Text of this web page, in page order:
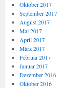
Oktober 2017
September 2017
August 2017
Mai 2017
April 2017
März 2017
Februar 2017
Januar 2017
Dezember 2016
Oktober 2016